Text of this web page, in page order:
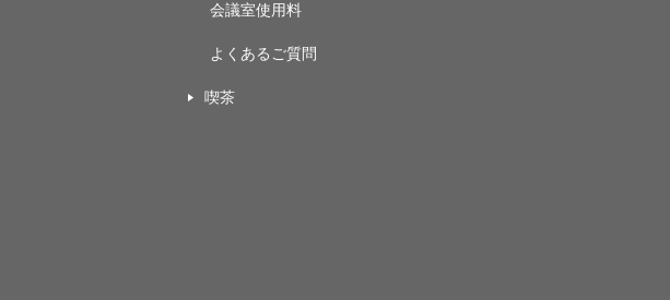
会議室使用料
よくあるご質問
喫茶